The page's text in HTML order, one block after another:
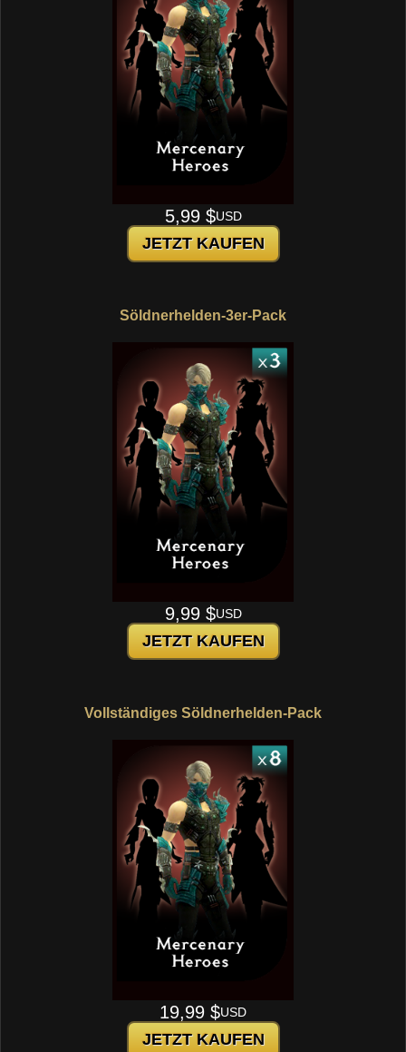
5,99 $USD
JETZT KAUFEN
Söldnerhelden-3er-Pack
9,99 $USD
JETZT KAUFEN
Vollständiges Söldnerhelden-Pack
19,99 $USD
JETZT KAUFEN